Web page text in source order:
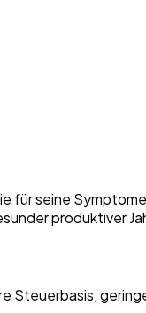
für seine
produktiver
Steuerbasis,